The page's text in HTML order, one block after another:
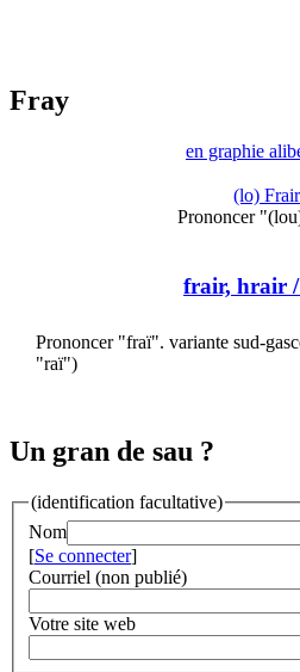
Fray
en graphie
(lo) Frair
Prononcer
frair, hrair
Prononcer "fraï". variante sud-
"raï")
Un gran de sau ?
(identification facultative)
Nom
[Se connecter]
Courriel (non publié)
Votre site web